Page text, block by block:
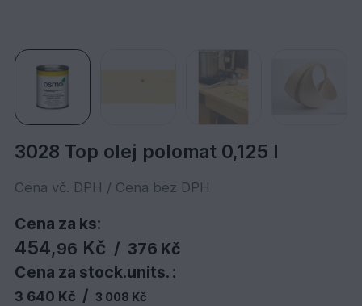
3028 Top olej polomat 0,125 l
Cena vč. DPH / Cena bez DPH
Cena za ks:
454,96 Kč / 376 Kč
Cena za stock.units. :
3 640 Kč / 3 008 Kč